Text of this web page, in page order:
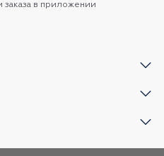
заказа в приложении